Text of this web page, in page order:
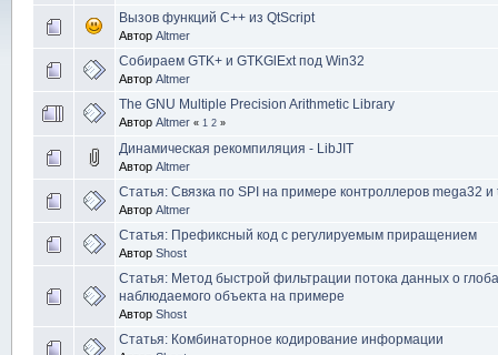
Вызов функций C++ из QtScript
Автор Altmer
Собираем GTK+ и GTKGlExt под Win32
Автор Altmer
The GNU Multiple Precision Arithmetic Library
Автор Altmer « 1 2»
Динамическая рекомпиляция - LibJIT
Автор Altmer
Статья: Связка по SPI на примере контроллеров mega32 и
Автор Altmer
Статья: Префиксный код с регулируемым приращением
Автор Shost
Статья: Метод быстрой фильтрации потока данных о
наблюдаемого объекта на примере
Автор Shost
Статья: Комбинаторное кодирование информации